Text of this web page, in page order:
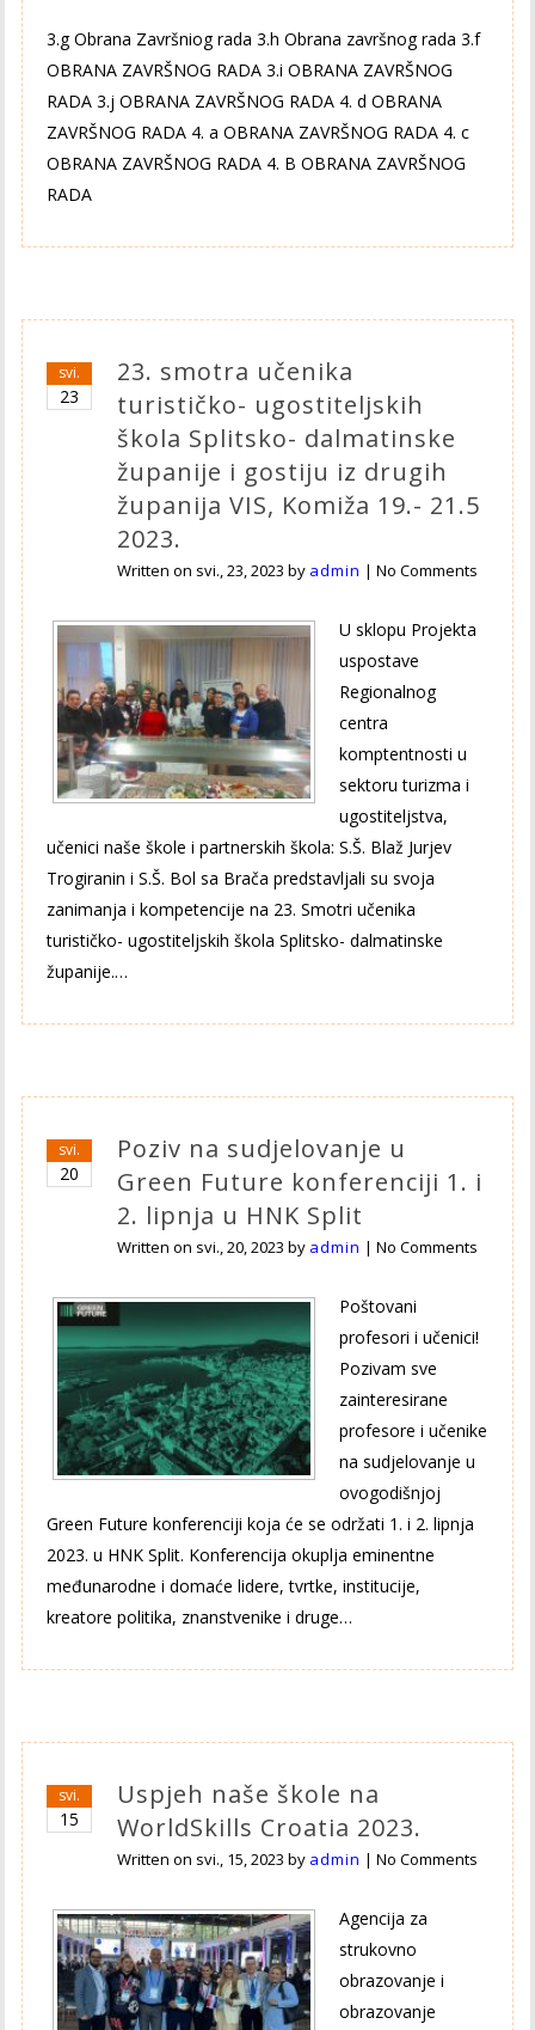
3.g Obrana Završniog rada 3.h Obrana završnog rada 3.f
OBRANA ZAVRŠNOG RADA 3.i OBRANA ZAVRŠNOG
RADA 3.j OBRANA ZAVRŠNOG RADA 4. d OBRANA
ZAVRŠNOG RADA 4. a OBRANA ZAVRŠNOG RADA 4. c
OBRANA ZAVRŠNOG RADA 4. B OBRANA ZAVRŠNOG
RADA
svi.
23
23. smotra učenika
turističko- ugostiteljskih
škola Splitsko- dalmatinske
županije i gostiju iz drugih
županija VIS, Komiža 19.- 21.5
2023.
Written on svi., 23, 2023 by admin |No Comments
U sklopu Projekta
uspostave
Regionalnog
centra
komptentnosti u
sektoru turizma i
ugostiteljstva,
učenici naše škole i partnerskih škola: S.Š. Blaž Jurjev
Trogiranin i S.Š. Bol sa Brača predstavljali su svoja
zanimanja i kompetencije na 23. Smotri učenika
turističko- ugostiteljskih škola Splitsko- dalmatinske
županije.…
svi.
20
Poziv na sudjelovanje u
Green Future konferenciji 1. i
2. lipnja u HNK Split
Written on svi., 20, 2023 by admin |No Comments
Poštovani
profesori i učenici!
Pozivam sve
zainteresirane
profesore i učenike
na sudjelovanje u
ovogodišnjoj
Green Future konferenciji koja će se održati 1. i 2. lipnja
2023. u HNK Split. Konferencija okuplja eminentne
međunarodne i domaće lidere, tvrtke, institucije,
kreatore politika, znanstvenike i druge…
svi.
15
Uspjeh naše škole na
WorldSkills Croatia 2023.
Written on svi., 15, 2023 by admin |No Comments
Agencija za
strukovno
obrazovanje i
obrazovanje